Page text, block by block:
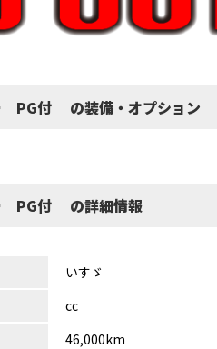
PG付 の装備・オプション
PG付 の詳細情報
いすゞ
cc
46,000km